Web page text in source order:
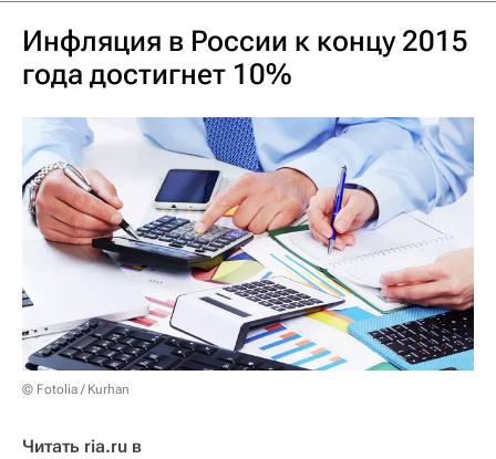
Инфляция в России к концу 2015
года достигнет 10%
© Fotolia / Kurhan
Читать ria.ru в